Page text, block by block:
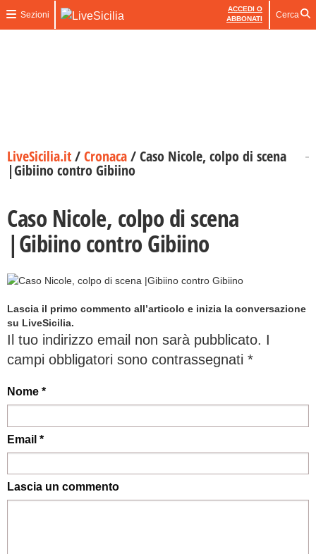
Sezioni
ACCEDI O
ABBONATI
Cerca
LiveSicilia.it/Cronaca/Caso Nicole, colpo di scena
|Gibiino contro Gibiino
Caso Nicole, colpo di scena
|Gibiino contro Gibiino
Lascia il primo commento all’articolo e inizia la conversazione
su LiveSicilia.
Il tuo indirizzo email non sarà pubblicato. I
campi obbligatori sono contrassegnati *
Nome *
Email *
Lascia un commento